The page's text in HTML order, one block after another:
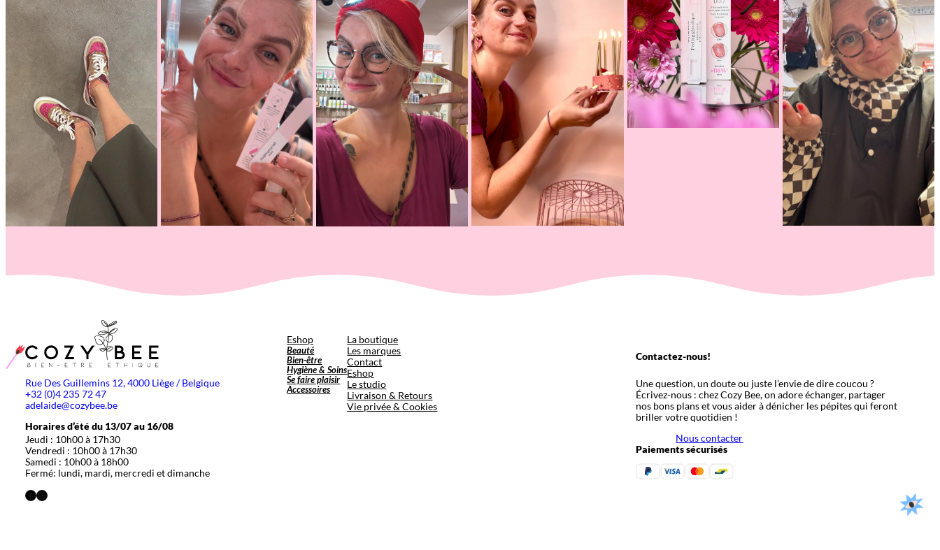
Rue Des Guillemins 12, 4000 Liège / Belgique
+32 (0)4 235 72 47
adelaide@cozybee.be
Horaires d’été du 13/07 au 16/08
Jeudi : 10h00 à 17h30
Vendredi : 10h00 à 17h30
Samedi : 10h00 à 18h00
Fermé: lundi, mardi, mercredi et dimanche
Facebook
Instagram
Eshop
Beauté
Bien-être
Hygiène & Soins
Se faire plaisir
Accessoires
La boutique
Les marques
Contact
Eshop
Le studio
Livraison & Retours
Vie privée & Cookies
Contactez-nous!
Une question, un doute ou juste l’envie de dire coucou ?
Écrivez-nous : chez Cozy Bee, on adore échanger, partager
nos bons plans et vous aider à dénicher les pépites qui feront
briller votre quotidien !
Nous contacter
Paiements sécurisés